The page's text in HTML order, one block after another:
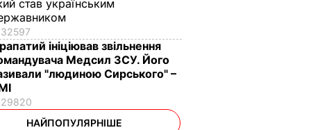
став українським
32597
ініціював звільнення
Медсил ЗСУ. Його
"людиною Сирського" –
29820
НАЙПОПУЛЯРНІШЕ